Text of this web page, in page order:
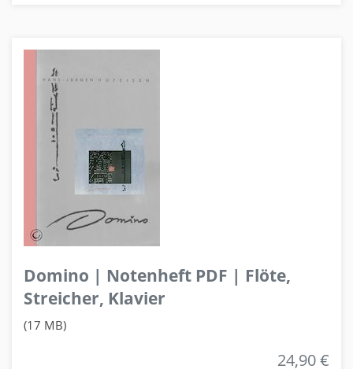
Domino | Notenheft PDF | Flöte,
Streicher, Klavier
(17 MB)
24,90 €